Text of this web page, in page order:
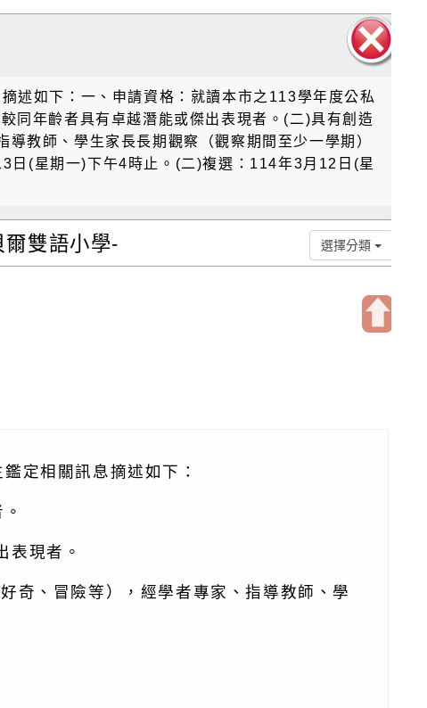
塊
述如下：一、申請資格：就讀本市之113學年度公私
同年齡者具有卓越潛能或傑出表現者。(二)具有創造
教師、學生家長長期觀察（觀察期間至少一學期）
日(星期一)下午4時止。(二)複選：114年3月12日(星
選擇分類
雙語小學-
定相關訊息摘述如下：
現者。
、冒險等），經學者專家、指導教師、學